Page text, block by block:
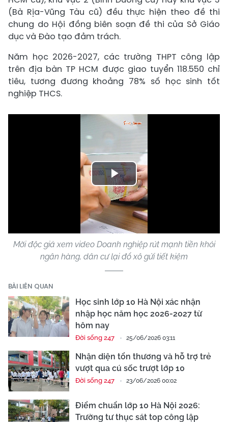
(Bà Rịa-Vũng Tàu cũ) đều thực hiện theo đề thi
chung do Hội đồng biên soạn đề thi của Sở Giáo
dục và Đào tạo đảm trách.
Năm học 2026-2027, các trường THPT công lập
trên địa bàn TP HCM được giao tuyển 118.550 chỉ
tiêu, tương đương khoảng 78% số học sinh tốt
nghiệp THCS.
Play
Video
Mời độc giả xem video Doanh nghiệp rút mạnh tiền khỏi
ngân hàng, dân cư lại đổ xô gửi tiết kiệm
BÀI LIÊN QUAN
Học sinh lớp 10 Hà Nội xác nhận
nhập học năm học 2026-2027 từ
hôm nay
Đời sống 247 25/06/2026 03:11
Nhận diện tổn thương và hỗ trợ trẻ
vượt qua cú sốc trượt lớp 10
Đời sống 247 23/06/2026 00:02
Điểm chuẩn lớp 10 Hà Nội 2026:
Trường tư thục sát top công lập